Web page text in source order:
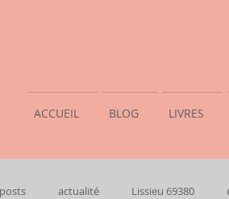
ACCUEIL BLOG LIVRES
actualité Lissieu 69380